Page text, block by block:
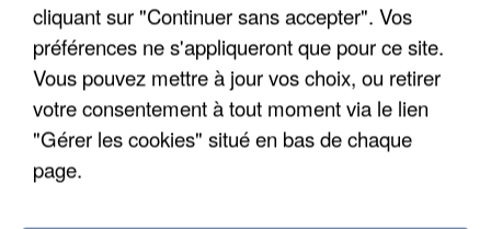
cliquant sur "Continuer sans accepter". Vos
préférences ne s'appliqueront que pour ce site.
Vous pouvez mettre à jour vos choix, ou retirer
votre consentement à tout moment via le lien
"Gérer les cookies" situé en bas de chaque
page.